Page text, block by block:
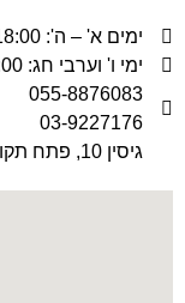
ימים א' – ה': 18:00 - 9:00
ימי ו' וערבי חג: 13:00 - 9:00
055-8876083
03-9227176
גיסין 10, פתח תקווה